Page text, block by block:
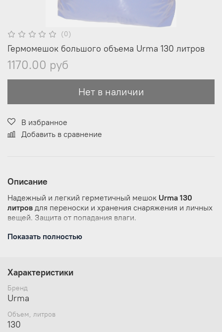
(0)
Гермомешок большого объема Urma 130 литров
1170.00 руб
Нет в наличии
В избранное
Добавить в сравнение
Описание
Надежный и легкий герметичный мешок Urma 130
литров для переноски и хранения снаряжения и личных
вещей. Защита от попадания влаги.
Вес - 1,1 кг;
Показать полностью
Характеристики
Бренд
Urma
Объем, литров
130